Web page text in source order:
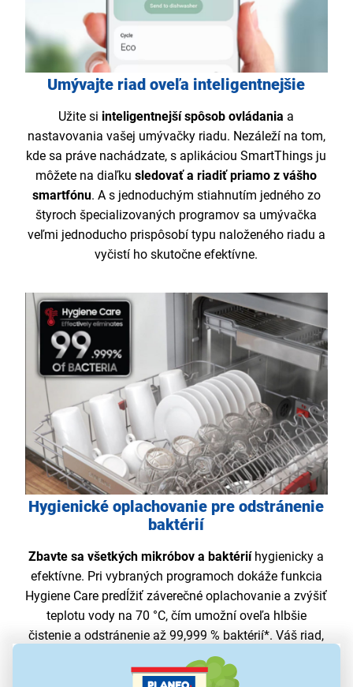
Umývajte riad oveľa inteligentnejšie
Užite si inteligentnejší spôsob ovládania a
nastavovania vašej umývačky riadu. Nezáleží na tom,
kde sa práve nachádzate, s aplikáciou SmartThings ju
môžete na diaľkusledovať a riadiť priamo z vášho
smartfónu. A s jednoduchým stiahnutím jedného zo
štyroch špecializovaných programov sa umývačka
veľmi jednoducho prispôsobí typu naloženého riadu a
vyčistí ho skutočne efektívne.
Hygienické oplachovanie pre odstránenie
baktérií
Zbavte sa všetkých mikróbov a baktériíhygienicky a
efektívne. Pri vybraných programoch dokáže funkcia
Hygiene Care predĺžiť záverečné oplachovanie a zvýšiť
teplotu vody na 70 °C, čím umožní oveľa hlbšie
čistenie a odstránenie až 99,999 % baktérií*. Váš riad,
príbory i ostatné kuchynské nádoby tak budú
maximálne čistéa pripravené na ďalšie použitie.